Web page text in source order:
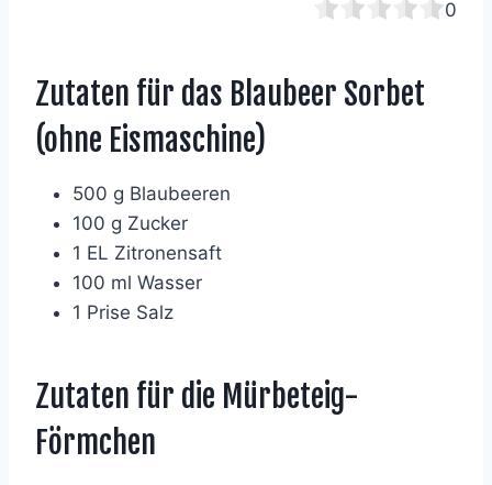
0
Zutaten für das Blaubeer Sorbet
(ohne Eismaschine)
500 g Blaubeeren
100 g Zucker
1 EL Zitronensaft
100 ml Wasser
1 Prise Salz
Zutaten für die Mürbeteig-
Förmchen